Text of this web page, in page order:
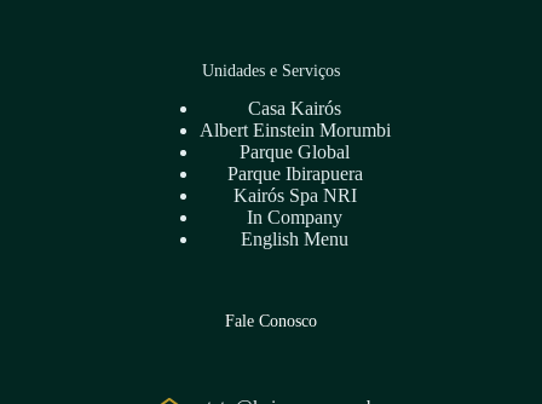
Unidades e Serviços
Casa Kairós
Albert Einstein Morumbi
Parque Global
Parque Ibirapuera
Kairós Spa NRI
In Company
English Menu
Fale Conosco